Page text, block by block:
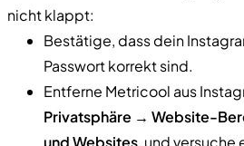
nicht klappt:
Bestätige, dass dein
Passwort korrekt sind.
Entferne Metricool aus
Privatsphäre → Website-
und Websites, und versuche